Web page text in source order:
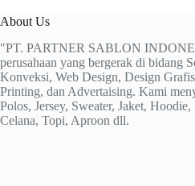
About Us
"PT. PARTNER SABLON
perusahaan yang bergerak di bidang
Konveksi, Web Design, Design
Printing, dan Advertaising. Kami
Polos, Jersey, Sweater, Jaket,
Celana, Topi, Aproon dll.